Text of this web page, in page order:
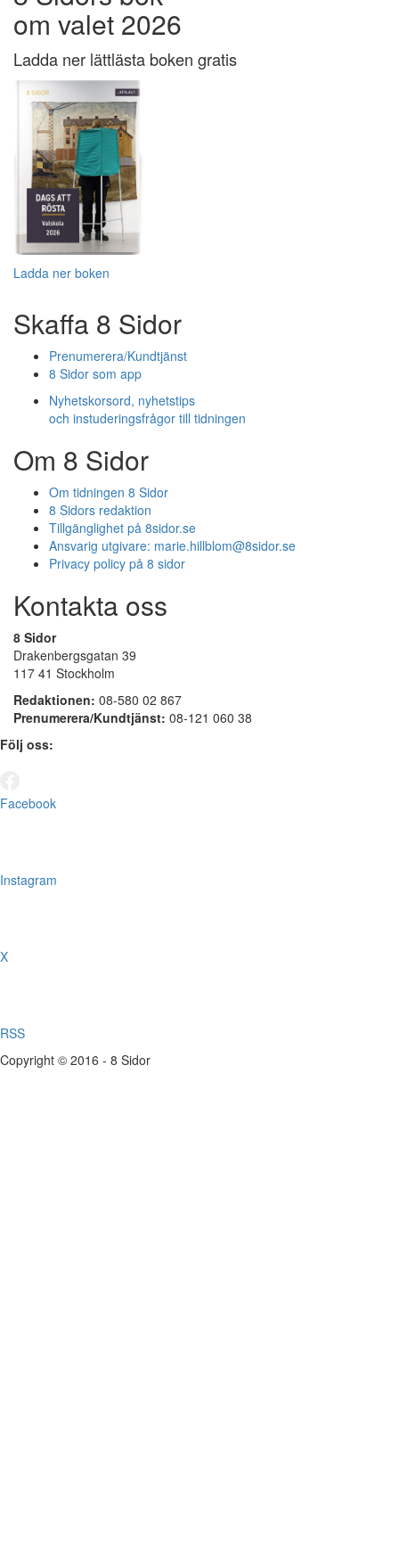
om valet 2026
Ladda ner lättlästa boken gratis
Ladda ner boken
Skaffa 8 Sidor
Prenumerera/Kundtjänst
8 Sidor som app
Nyhetskorsord, nyhetstips
och instuderingsfrågor till tidningen
Om 8 Sidor
Om tidningen 8 Sidor
8 Sidors redaktion
Tillgänglighet på 8sidor.se
Ansvarig utgivare: marie.hillblom@8sidor.se
Privacy policy på 8 sidor
Kontakta oss
8 Sidor
Drakenbergsgatan 39
117 41 Stockholm
Redaktionen: 08-580 02 867
Prenumerera/Kundtjänst: 08-121 060 38
Följ oss:
Facebook
Instagram
X
RSS
Copyright © 2016 - 8 Sidor